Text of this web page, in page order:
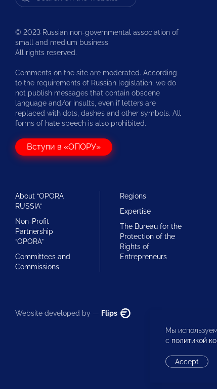
© 2023 Russian non-governmental association of
small and medium business
All rights reserved.
Comments on the site are moderated. According
to the requirements of Russian legislation, we do
not publish messages that contain obscene
language and/or insults, even if letters are
replaced with dots, dashes and other symbols. All
forms of hate speech is also prohibited.
Вступи в «ОПОРУ»
About “OPORA
RUSSIA”
Non-Profit
Partnership
“OPORA”
Committees and
Commissions
Regions
Expertise
The Bureau for the
Protection of the
Rights of
Entrepreneurs
Website developed by — Flips
Мы
с политикой
Accept